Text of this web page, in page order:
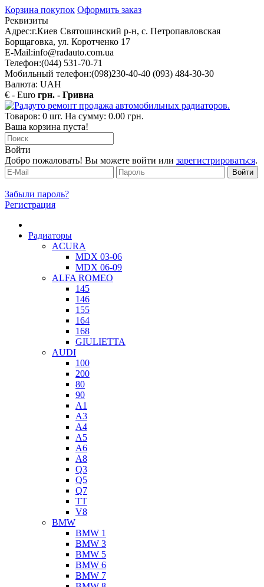
Корзина покупок Оформить заказ
Реквизиты
Адрес:г.Киев Святошинский р-н, с. Петропавловская
Борщаговка, ул. Коротченко 17
E-Mail:info@radauto.com.ua
Телефон:(044) 531-70-71
Мобильный телефон:(098)230-40-40 (093) 484-30-30
Валюта: UAH
€ - Euro грн. - Гривна
Товаров: 0 шт. На сумму: 0.00 грн.
Ваша корзина пуста!
Войти
Добро пожаловать! Вы можете войти или зарегистрироваться.
Забыли пароль?
Регистрация
Радиаторы
ACURA
MDX 03-06
MDX 06-09
ALFA ROMEO
145
146
155
164
168
GIULIETTA
AUDI
100
200
80
90
A1
A3
A4
A5
A6
A8
Q3
Q5
Q7
TT
V8
BMW
BMW 1
BMW 3
BMW 5
BMW 6
BMW 7